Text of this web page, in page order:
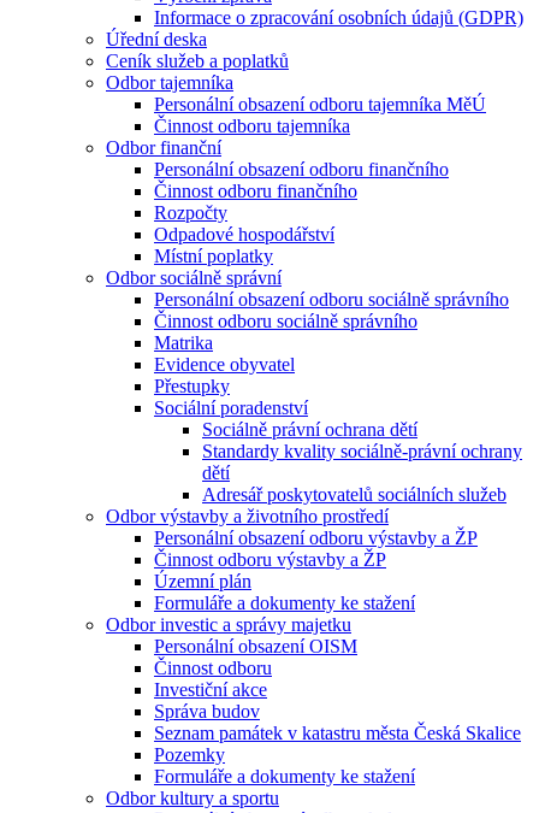
Informace o zpracování osobních údajů (GDPR)
Úřední deska
Ceník služeb a poplatků
Odbor tajemníka
Personální obsazení odboru tajemníka MěÚ
Činnost odboru tajemníka
Odbor finanční
Personální obsazení odboru finančního
Činnost odboru finančního
Rozpočty
Odpadové hospodářství
Místní poplatky
Odbor sociálně správní
Personální obsazení odboru sociálně správního
Činnost odboru sociálně správního
Matrika
Evidence obyvatel
Přestupky
Sociální poradenství
Sociálně právní ochrana dětí
Standardy kvality sociálně-právní ochrany
dětí
Adresář poskytovatelů sociálních služeb
Odbor výstavby a životního prostředí
Personální obsazení odboru výstavby a ŽP
Činnost odboru výstavby a ŽP
Územní plán
Formuláře a dokumenty ke stažení
Odbor investic a správy majetku
Personální obsazení OISM
Činnost odboru
Investiční akce
Správa budov
Seznam památek v katastru města Česká Skalice
Pozemky
Formuláře a dokumenty ke stažení
Odbor kultury a sportu